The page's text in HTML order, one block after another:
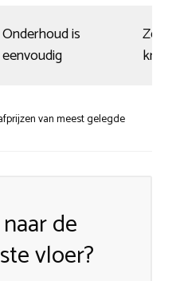
Onderhoud is
eenvoudig
Zeer
van meest gelegde
de
vloer?